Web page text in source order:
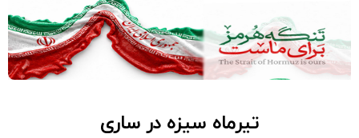
تیرماه سیزه در ساری